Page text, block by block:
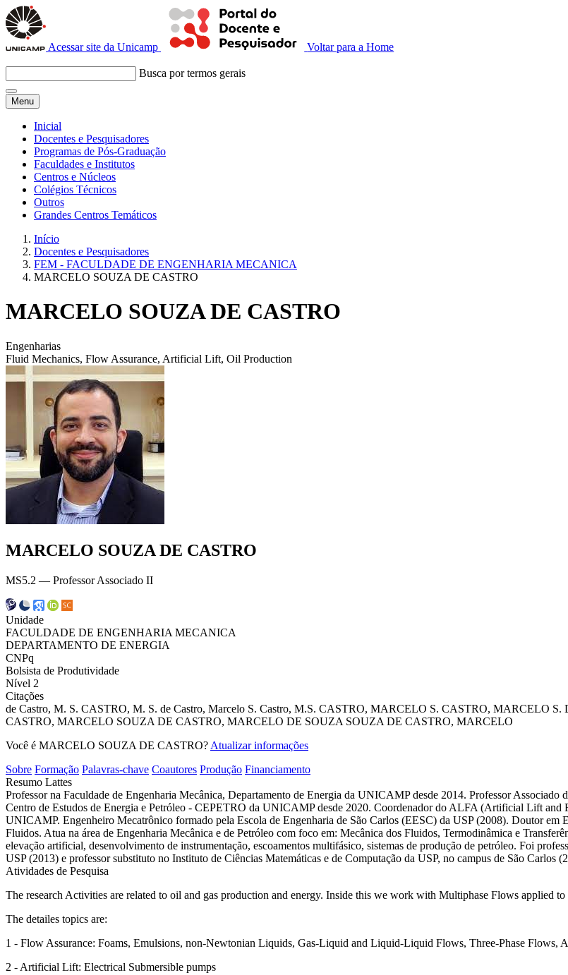
Acessar site da Unicamp Voltar para a Home
Busca por termos gerais
Menu
Inicial
Docentes e Pesquisadores
Programas de Pós-Graduação
Faculdades e Institutos
Centros e Núcleos
Colégios Técnicos
Outros
Grandes Centros Temáticos
Início
Docentes e Pesquisadores
FEM - FACULDADE DE ENGENHARIA MECANICA
MARCELO SOUZA DE CASTRO
MARCELO SOUZA DE CASTRO
Engenharias
Fluid Mechanics, Flow Assurance, Artificial Lift, Oil Production
MARCELO SOUZA DE CASTRO
MS5.2 — Professor Associado II
Unidade
FACULDADE DE ENGENHARIA MECANICA
DEPARTAMENTO DE ENERGIA
CNPq
Bolsista de Produtividade
Nível 2
Citações
de Castro, M. S. CASTRO, M. S. de Castro, Marcelo S. Castro, M.S. CASTRO, MARCELO S. CASTRO, MARCELO S.
CASTRO, MARCELO SOUZA DE CASTRO, MARCELO DE SOUZA SOUZA DE CASTRO, MARCELO
Você é MARCELO SOUZA DE CASTRO? Atualizar informações
Sobre Formação Palavras-chave Coautores Produção Financiamento
Resumo Lattes
Professor na Faculdade de Engenharia Mecânica, Departamento de Energia da UNICAMP desde 2014. Professor
Centro de Estudos de Energia e Petróleo - CEPETRO da UNICAMP desde 2020. Coordenador do ALFA (Artificial Lift and
UNICAMP. Engenheiro Mecatrônico formado pela Escola de Engenharia de São Carlos (EESC) da USP (2008). Doutor em
Fluidos. Atua na área de Engenharia Mecânica e de Petróleo com foco em: Mecânica dos Fluidos, Termodinâmica e
elevação artificial, desenvolvimento de instrumentação, escoamentos multifásico, sistemas de produção de petróleo. Foi
USP (2013) e professor substituto no Instituto de Ciências Matemáticas e de Computação da USP, no campus de São Carlos
Atividades de Pesquisa
The research Activities are related to oil and gas production and energy. Inside this we work with Multiphase Flows applied
The detailes topics are:
1 - Flow Assurance: Foams, Emulsions, non-Newtonian Liquids, Gas-Liquid and Liquid-Liquid Flows, Three-Phase Flows,
2 - Artificial Lift: Electrical Submersible pumps